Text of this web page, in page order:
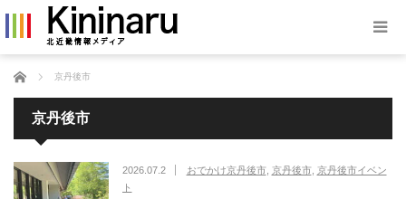
ホーム 京丹後市
京丹後市
2026.07.2 おでかけ京丹後市, 京丹後市, 京丹後市イベン
ト